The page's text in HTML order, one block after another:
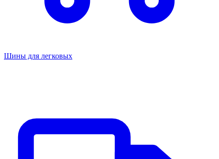
Шины для легковых